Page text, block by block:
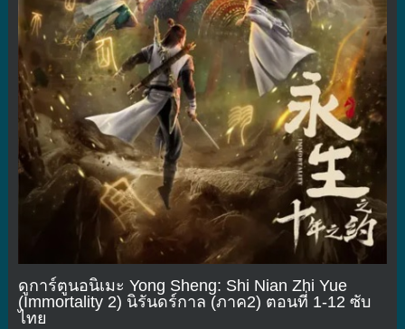
ดูการ์ตูนอนิเมะ Yong Sheng: Shi Nian Zhi Yue
(Immortality 2) นิรันดร์กาล (ภาค2) ตอนที่ 1-12 ซับ
ไทย